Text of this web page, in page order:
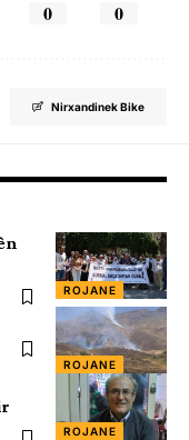
0 0
Nirxandinek Bike
ROJANE
ROJANE
ROJANE